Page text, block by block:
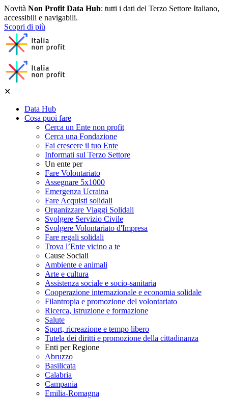
Novità Non Profit Data Hub: tutti i dati del Terzo Settore Italiano,
accessibili e navigabili.
Scopri di più
✕
Data Hub
Cosa puoi fare
Cerca un Ente non profit
Cerca una Fondazione
Fai crescere il tuo Ente
Informati sul Terzo Settore
Un ente per
Fare Volontariato
Assegnare 5x1000
Emergenza Ucraina
Fare Acquisti solidali
Organizzare Viaggi Solidali
Svolgere Servizio Civile
Svolgere Volontariato d'Impresa
Fare regali solidali
Trova l’Ente vicino a te
Cause Sociali
Ambiente e animali
Arte e cultura
Assistenza sociale e socio-sanitaria
Cooperazione internazionale e economia solidale
Filantropia e promozione del volontariato
Ricerca, istruzione e formazione
Salute
Sport, ricreazione e tempo libero
Tutela dei diritti e promozione della cittadinanza
Enti per Regione
Abruzzo
Basilicata
Calabria
Campania
Emilia-Romagna